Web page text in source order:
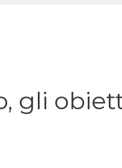
gli